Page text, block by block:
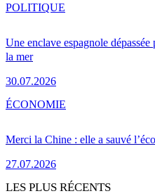
Une enclave espagnole
la mer
30.07.2026
POLITIQUE
Merci la Chine : elle a sauvé
27.07.2026
ÉCONOMIE
LES PLUS RÉCENTS